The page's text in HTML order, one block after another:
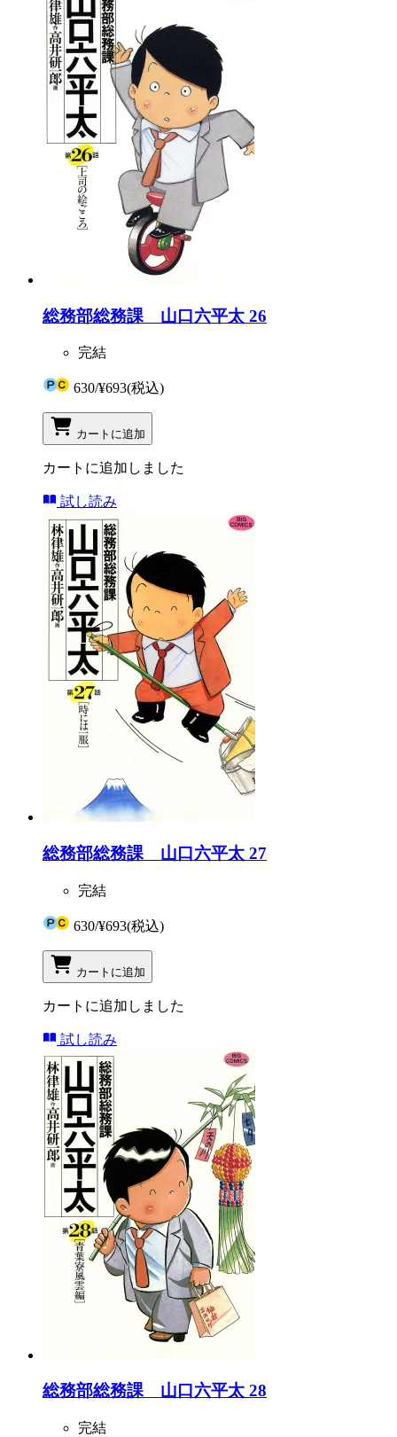
総務部総務課 山口六平太 26
完結
630/¥693(税込)
カートに追加
カートに追加しました
試し読み
総務部総務課 山口六平太 27
完結
630/¥693(税込)
カートに追加
カートに追加しました
試し読み
総務部総務課 山口六平太 28
完結